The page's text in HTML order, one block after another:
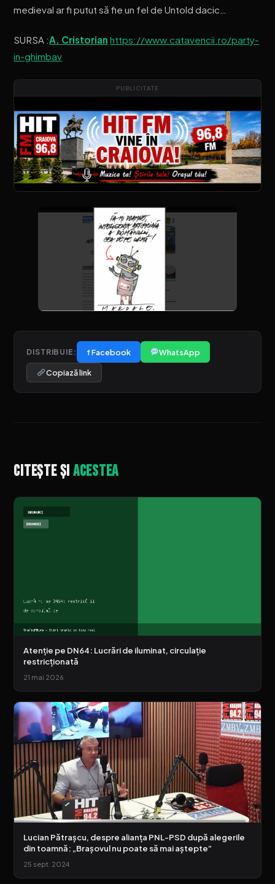
medieval ar fi putut să fie un fel de Untold dacic…
SURSA :A. Cristorian https://www.catavencii.ro/party-
in-ghimbav
PUBLICITATE
DISTRIBUIE: f Facebook WhatsApp
Copiază link
Citește șiacestea
Atenție pe DN64: Lucrări de iluminat, circulație
restricționată
21 mai 2026
Lucian Pătrașcu, despre alianța PNL-PSD după alegerile
din toamnă: „Brașovul nu poate să mai aștepte”
25 sept. 2024